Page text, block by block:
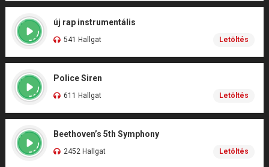
új rap instrumentális
541 Hallgat Letöltés
Police Siren
611 Hallgat Letöltés
Beethoven’s 5th Symphony
2452 Hallgat Letöltés